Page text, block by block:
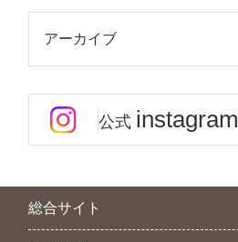
アーカイブ
公式 instagram
総合サイト